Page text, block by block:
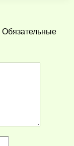
Обязательные